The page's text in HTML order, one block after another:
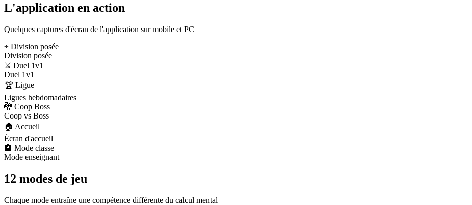
L'application en action
Quelques captures d'écran de l'application sur mobile et PC
÷ Division posée
Division posée
⚔️ Duel 1v1
Duel 1v1
🏆 Ligue
Ligues hebdomadaires
🐉 Coop Boss
Coop vs Boss
🏠 Accueil
Écran d'accueil
🏫 Mode classe
Mode enseignant
12 modes de jeu
Chaque mode entraîne une compétence différente du calcul mental